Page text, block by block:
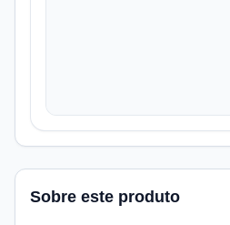
Sobre este produto